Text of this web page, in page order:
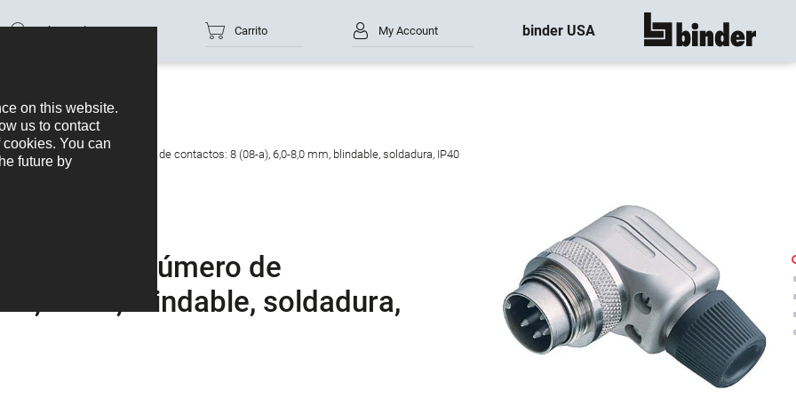
Número de parte Carrito My Account binder USA mostrar todo
macho en ángulo, Número de contactos: 8 (08-a), 6,0-8,0 mm, blindable, soldadura, IP40
ángulo, Número de
8,0 mm, blindable, soldadura,